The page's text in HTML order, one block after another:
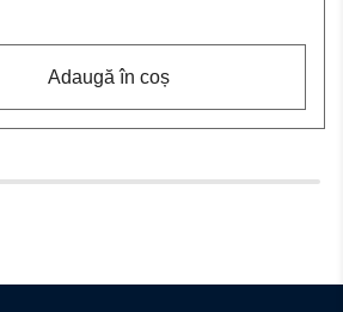
Adaugă în coș